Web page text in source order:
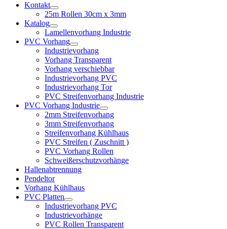
Kontakt
25m Rollen 30cm x 3mm
Katalog
Lamellenvorhang Industrie
PVC Vorhang
Industrievorhang
Vorhang Transparent
Vorhang verschiebbar
Industrievorhang PVC
Industrievorhang Tor
PVC Streifenvorhang Industrie
PVC Vorhang Industrie
2mm Streifenvorhang
3mm Streifenvorhang
Streifenvorhang Kühlhaus
PVC Streifen ( Zuschnitt )
PVC Vorhang Rollen
Schweißerschutzvorhänge
Hallenabtrennung
Pendeltor
Vorhang Kühlhaus
PVC Platten
Industrievorhang PVC
Industrievorhänge
PVC Rollen Transparent